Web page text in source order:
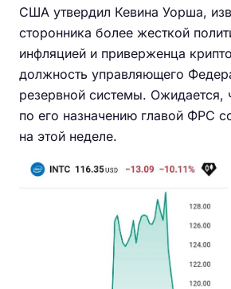
США утвердил Кевина Уорша,
сторонника более жесткой
инфляцией и приверженца
должность управляющего
резервной системы. Ожидается,
по его назначению главой ФРС
на этой неделе.